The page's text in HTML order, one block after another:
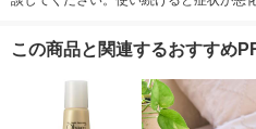
この商品と関連するおすすめ